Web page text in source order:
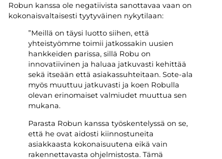
Robun kanssa ole negatiivista sanottavaa vaan on
kokonaisvaltaisesti tyytyväinen nykytilaan:
”Meillä on täysi luotto siihen, että
yhteistyömme toimii jatkossakin uusien
hankkeiden parissa, sillä Robu on
innovatiivinen ja haluaa jatkuvasti kehittää
sekä itseään että asiakassuhteitaan. Sote-ala
myös muuttuu jatkuvasti ja koen Robulla
olevan erinomaiset valmiudet muuttua sen
mukana.
Parasta Robun kanssa työskentelyssä on se,
että he ovat aidosti kiinnostuneita
asiakkaasta kokonaisuutena eikä vain
rakennettavasta ohjelmistosta. Tämä